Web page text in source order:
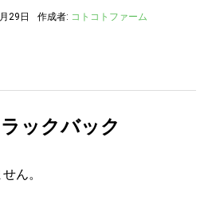
29日 作成者: コトコトファーム
ックバック
ん。